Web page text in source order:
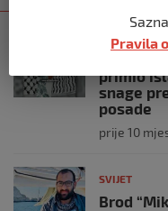
SVIJET
primio
snage
posade
prije 10
SVIJET
Brod
Pravila